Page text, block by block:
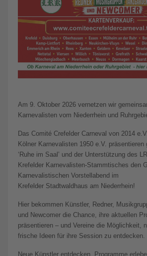
Am 9. Oktober 2026 vernetzen wir
Karnevalisten vom Niederrhein und
Das Comité Crefelder Carneval von 2014
Kölner Karnevalisten 1950 e.V. präsentieren
‘Ruhe im Saal’ und der Unterstützung des
Krefelder Karnevalisten-Stammtisches den
Karnevalistischen Vorstellabend im
Krefelder Stadtwaldhaus am Niederrhein!
Hier bekommen Künstler, Redner,
und Newcomer die Chance, ihre aktuellen
präsentieren – und Vereine die Möglichkeit,
frische Ideen für ihre Session zu entdecken.
Neue Künstler entdecken, Programme